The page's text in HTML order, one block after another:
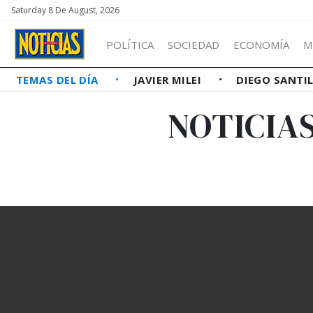
Saturday 8 De August, 2026
POLÍTICA SOCIEDAD ECONOMÍA
TEMAS DEL DÍA JAVIER MILEI DIEGO